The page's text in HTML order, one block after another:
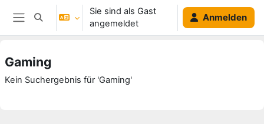
Zum Hauptinhalt
Website-Übersicht
Sucheingabe umschalten
Sie sind als Gast
angemeldet
Anmelden
Gaming
Kein Suchergebnis für 'Gaming'